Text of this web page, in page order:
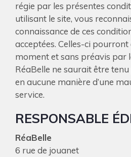
régie par les présentes
utilisant le site, vous
connaissance de ces
acceptées. Celles-ci
moment et sans préavis par
RéaBelle ne saurait être
en aucune manière d’une
service.
RESPONSABLE
RéaBelle
6 rue de jouanet